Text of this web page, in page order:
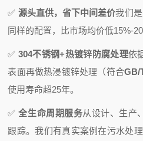
✅ 源头直供，省下中间差价我们
同样的配置，比市场均价低15%-
✅304不锈钢+热镀锌防腐处理依
表面再做热浸镀锌处理（符合GB/
使用寿命超25年。
✅全生命周期服务从设计、生产
跟踪。我们有真实案例在污水处